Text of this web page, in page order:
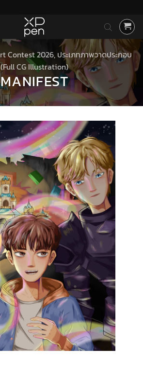
Contest 2026, ประเภทภาพวาดประกอบ
(Full CG Illustration)
MANIFEST